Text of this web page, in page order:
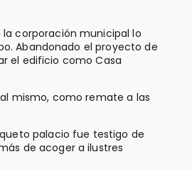
la corporación municipal lo
Abandonado el proyecto de
el edificio como Casa
mismo, como remate a las
palacio fue testigo de
de acoger a ilustres